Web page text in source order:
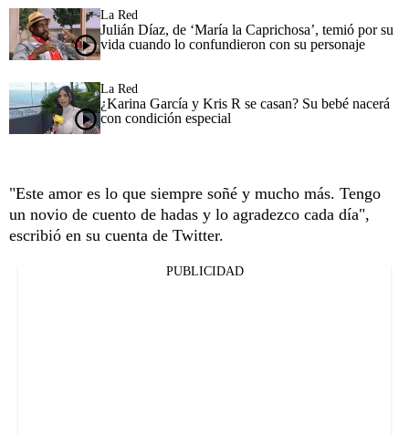
La Red
Julián Díaz, de ‘María la Caprichosa’, temió por su
vida cuando lo confundieron con su personaje
La Red
¿Karina García y Kris R se casan? Su bebé nacerá
con condición especial
"Este amor es lo que siempre soñé y mucho más. Tengo
un novio de cuento de hadas y lo agradezco cada día",
escribió en su cuenta de Twitter.
PUBLICIDAD